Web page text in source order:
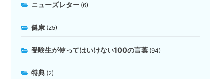
ニューズレター (6)
健康 (25)
受験生が使ってはいけない100の言葉 (94)
特典 (2)